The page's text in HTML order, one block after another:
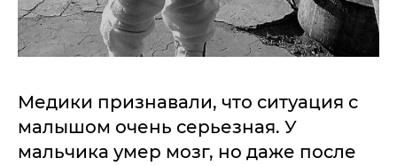
Медики признавали, что ситуация с
малышом очень серьезная. У
мальчика умер мозг, но даже после